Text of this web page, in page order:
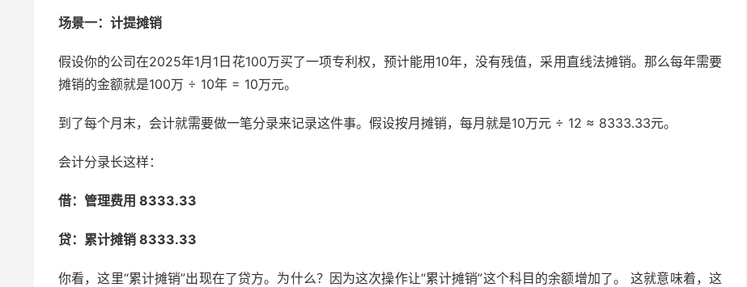
场景一：计提摊销
假设你的公司在2025年1月1日花100万买了一项专利权，预计能用10年，没有残值，采用直线法摊销。那么每年需要
摊销的金额就是100万 ÷ 10年 = 10万元。
到了每个月末，会计就需要做一笔分录来记录这件事。假设按月摊销，每月就是10万元 ÷ 12 ≈ 8333.33元。
会计分录长这样：
借：管理费用 8333.33
贷：累计摊销 8333.33
你看，这里“累计摊销”出现在了贷方。为什么？因为这次操作让“累计摊销”这个科目的余额增加了。 这就意味着，这